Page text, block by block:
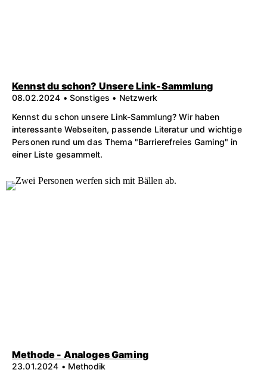
Kennst du schon? Unsere Link-Sammlung
08.02.2024 • Sonstiges • Netzwerk
Kennst du schon unsere Link-Sammlung? Wir haben
interessante Webseiten, passende Literatur und wichtige
Personen rund um das Thema "Barrierefreies Gaming" in
einer Liste gesammelt.
Methode - Analoges Gaming
23.01.2024 • Methodik